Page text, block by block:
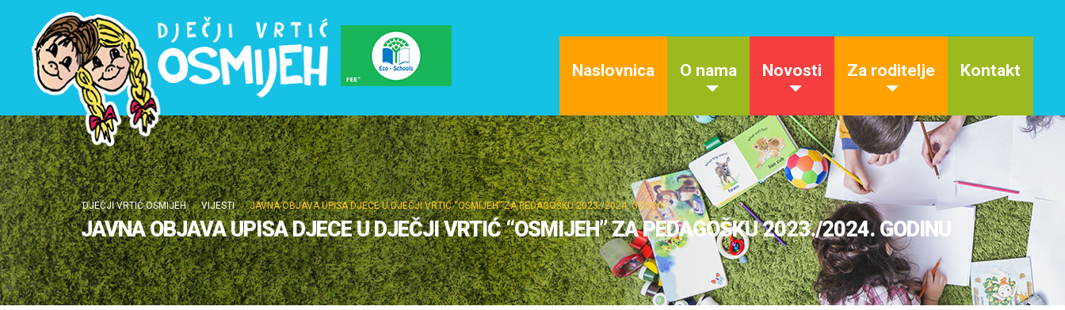
Naslovnica O nama Novosti Za roditelje Kontakt
DJEČJI VRTIĆ OSMIJEH VIJESTI JAVNA OBJAVA UPISA DJECE U DJEČJI VRTIĆ “OSMIJEH” ZA PEDAGOŠKU 2023./2024. GODINU
JAVNA OBJAVA UPISA DJECE U DJEČJI VRTIĆ “OSMIJEH” ZA PEDAGOŠKU 2023./2024. GODINU